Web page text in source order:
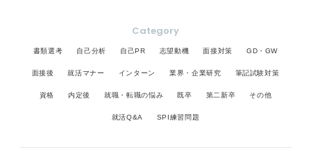
Category
書類選考 自己分析 自己PR 志望動機 面接対策 GD・GW
面接後 就活マナー インターン 業界・企業研究 筆記試験対策
資格 内定後 就職・転職の悩み 既卒 第二新卒 その他
就活Q&A SPI練習問題